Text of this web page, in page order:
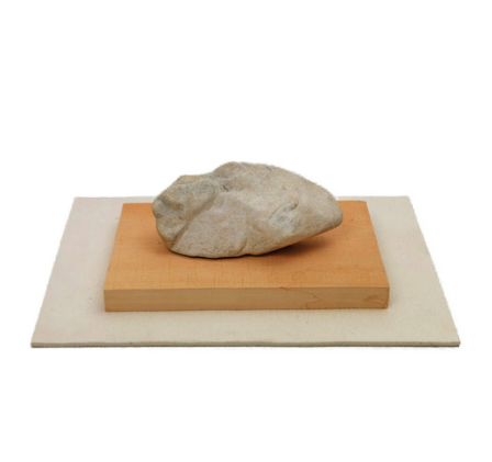
Aktuelles
Eliashof
Sammlung zur Weltkunst